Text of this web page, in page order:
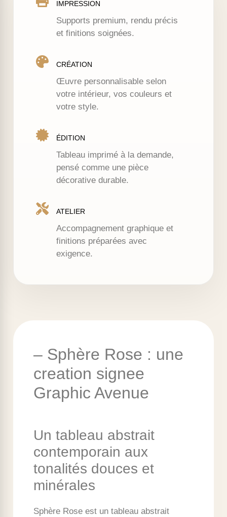
IMPRESSION
Supports premium, rendu précis
et finitions soignées.
CRÉATION
Œuvre personnalisable selon
votre intérieur, vos couleurs et
votre style.
ÉDITION
Tableau imprimé à la demande,
pensé comme une pièce
décorative durable.
ATELIER
Accompagnement graphique et
finitions préparées avec
exigence.
– Sphère Rose : une
creation signee
Graphic Avenue
Un tableau abstrait
contemporain aux
tonalités douces et
minérales
Sphère Rose est un tableau abstrait